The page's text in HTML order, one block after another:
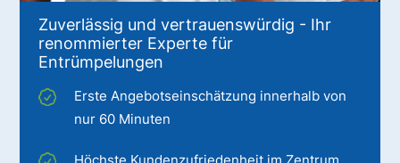
Zuverlässig und vertrauenswürdig - Ihr
renommierter Experte für
Entrümpelungen
Erste Angebotseinschätzung innerhalb von
nur 60 Minuten